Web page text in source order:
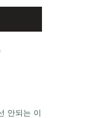
안되는 이